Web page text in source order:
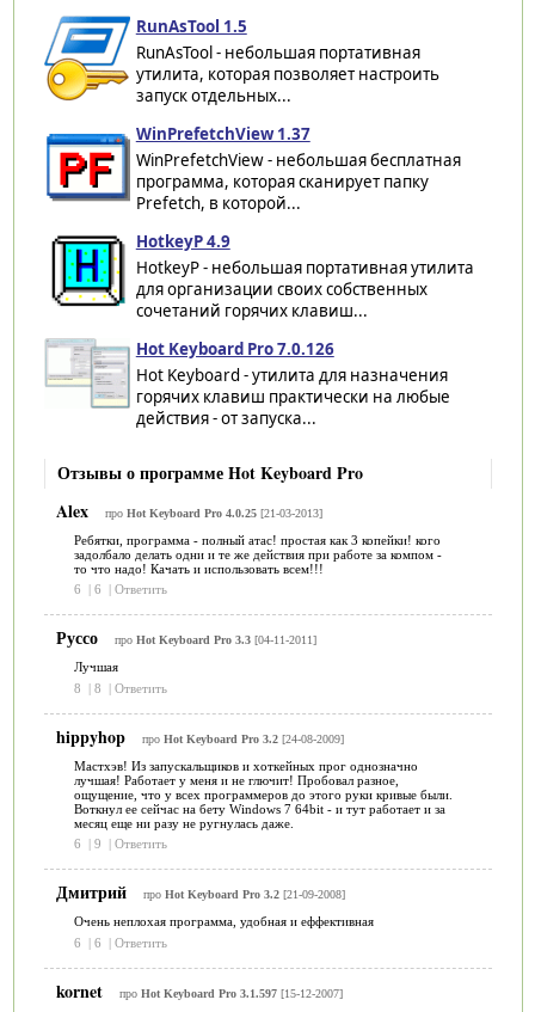
RunAsTool 1.5
RunAsTool - небольшая портативная
утилита, которая позволяет настроить
запуск отдельных...
WinPrefetchView 1.37
WinPrefetchView - небольшая бесплатная
программа, которая сканирует папку
Prefetch, в которой...
HotkeyP 4.9
HotkeyP - небольшая портативная утилита
для организации своих собственных
сочетаний горячих клавиш...
Hot Keyboard Pro 7.0.126
Hot Keyboard - утилита для назначения
горячих клавиш практически на любые
действия - от запуска...
Отзывы о программе Hot Keyboard Pro
Alex
про Hot Keyboard Pro 4.0.25[21-03-2013]
Ребятки, программа - полный атас! простая как 3 копейки! кого
задолбало делать одни и те же действия при работе за компом -
то что надо! Качать и использовать всем!!!
6
6 Ответить
Руссо про Hot Keyboard Pro 3.3[04-11-2011]
Лучшая
8
| 8 | Ответить
hippyhop про Hot Keyboard Pro 3.2[24-08-2009]
Мастхэв! Из запускальщиков и хоткейных прог однозначно
лучшая! Работает у меня и не глючит! Пробовал разное,
ощущение, что у всех программеров до этого руки кривые были.
Воткнул ее сейчас на бету Windows 7 64bit - и тут работает и за
месяц еще ни разу не ругнулась даже.
6
9 Ответить
Дмитрий про Hot Keyboard Pro 3.2[21-09-2008]
Очень неплохая программа, удобная и еффективная
6
| 6 | Ответить
kornet про Hot Keyboard Pro 3.1.597[15-12-2007]